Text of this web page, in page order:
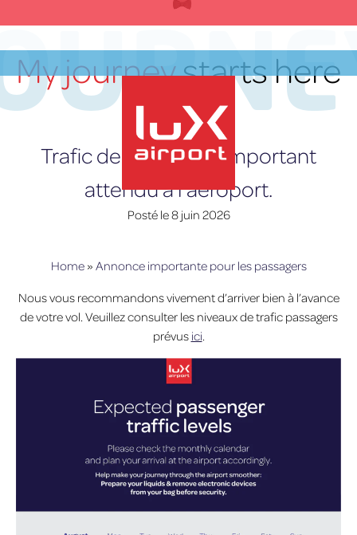
to
content
lux-Airport
My journeystarts here
Trafic de passagers important
attendu à l’aéroport.
Posté le8 juin 2026
Home» Annonce importante pour les passagers
Nous vous recommandons vivement d’arriver bien à l’avance
de votre vol. Veuillez consulter les niveaux de trafic passagers
prévus ici.